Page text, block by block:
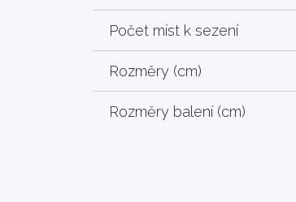
Počet míst k sezení
Rozměry (cm)
Rozměry balení (cm)